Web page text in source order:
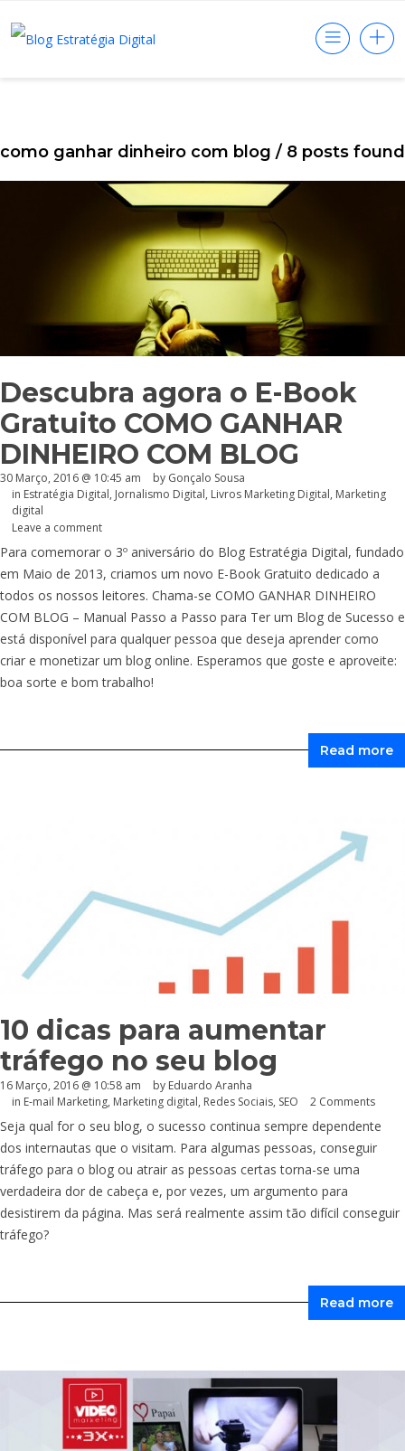
como ganhar dinheiro com blog / 8 posts found
Descubra agora o E-Book
Gratuito COMO GANHAR
DINHEIRO COM BLOG
30 Março, 2016 @ 10:45 am by Gonçalo Sousa
in Estratégia Digital, Jornalismo Digital, Livros Marketing Digital, Marketing
digital
Leave a comment
Para comemorar o 3º aniversário do Blog Estratégia Digital, fundado
em Maio de 2013, criamos um novo E-Book Gratuito dedicado a
todos os nossos leitores. Chama-se COMO GANHAR DINHEIRO
COM BLOG – Manual Passo a Passo para Ter um Blog de Sucesso e
está disponível para qualquer pessoa que deseja aprender como
criar e monetizar um blog online. Esperamos que goste e aproveite:
boa sorte e bom trabalho!
Read more
10 dicas para aumentar
tráfego no seu blog
16 Março, 2016 @ 10:58 am by Eduardo Aranha
in E-mail Marketing, Marketing digital, Redes Sociais, SEO 2 Comments
Seja qual for o seu blog, o sucesso continua sempre dependente
dos internautas que o visitam. Para algumas pessoas, conseguir
tráfego para o blog ou atrair as pessoas certas torna-se uma
verdadeira dor de cabeça e, por vezes, um argumento para
desistirem da página. Mas será realmente assim tão difícil conseguir
tráfego?
Read more